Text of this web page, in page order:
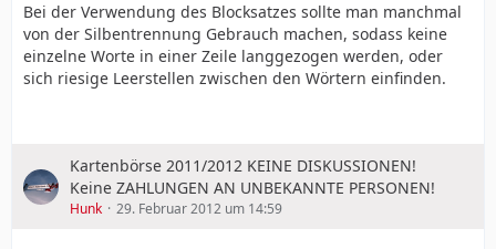
Bei der Verwendung des Blocksatzes sollte man manchmal
von der Silbentrennung Gebrauch machen, sodass keine
einzelne Worte in einer Zeile langgezogen werden, oder
sich riesige Leerstellen zwischen den Wörtern einfinden.
Kartenbörse 2011/2012 KEINE DISKUSSIONEN!
Keine ZAHLUNGEN AN UNBEKANNTE PERSONEN!
Hunk 29. Februar 2012 um 14:59